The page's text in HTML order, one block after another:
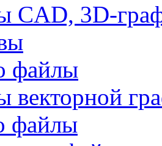
CAD, 3D-
файлы
векторной
файлы